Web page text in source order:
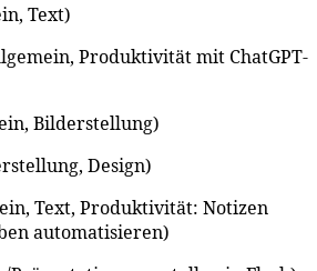
Text)
Produktivität mit ChatGPT-
Bilderstellung)
Design)
Text, Produktivität: Notizen
automatisieren)